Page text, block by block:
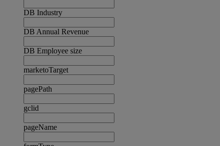
DB Industry
DB Annual Revenue
DB Employee size
marketoTarget
pagePath
gclid
pageName